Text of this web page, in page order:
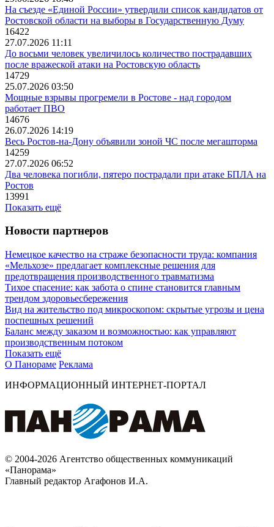
На съезде «Единой России» утвердили список кандидатов от
Ростовской области на выборы в Государственную Думу
16422
27.07.2026 11:11
До восьми человек увеличилось количество пострадавших
после вражеской атаки на Ростовскую область
14729
25.07.2026 03:50
Мощные взрывы прогремели в Ростове - над городом
работает ПВО
14676
26.07.2026 14:19
Весь Ростов-на-Дону объявили зоной ЧС после мегашторма
14259
27.07.2026 06:52
Два человека погибли, пятеро пострадали при атаке БПЛА на
Ростов
13991
Показать ещё
Новости партнеров
Немецкое качество на страже безопасности труда: компания
«Мельхозе» предлагает комплексные решения для
предотвращения производственного травматизма
Тихое спасение: как забота о спине становится главным
трендом здоровьесбережения
Вид на жительство под микроскопом: скрытые угрозы и цена
поспешных решений
Баланс между заказом и возможностью: как управляют
производственным потоком
Показать ещё
О Панораме Реклама
ИНФОРМАЦИОННЫЙ ИНТЕРНЕТ-ПОРТАЛ
© 2004-2026 Агентство общественных коммуникаций
«Панорама»
Главный редактор Агафонов И.А.